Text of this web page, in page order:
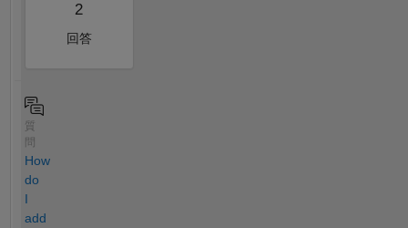
2
回答
質
How
do
I
add